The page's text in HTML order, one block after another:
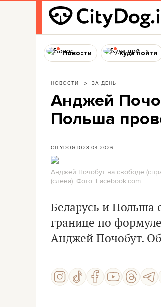
Новости Куда пойти
НОВОСТИ ЗА ДЕНЬ
Анджей
Польша
CITYDOG.IO28.04.2026
Анджей Почобут на свободе
(слева). Фото: Facebook.com.
Беларусь и Польша
границе по
Анджей Почобут. Об